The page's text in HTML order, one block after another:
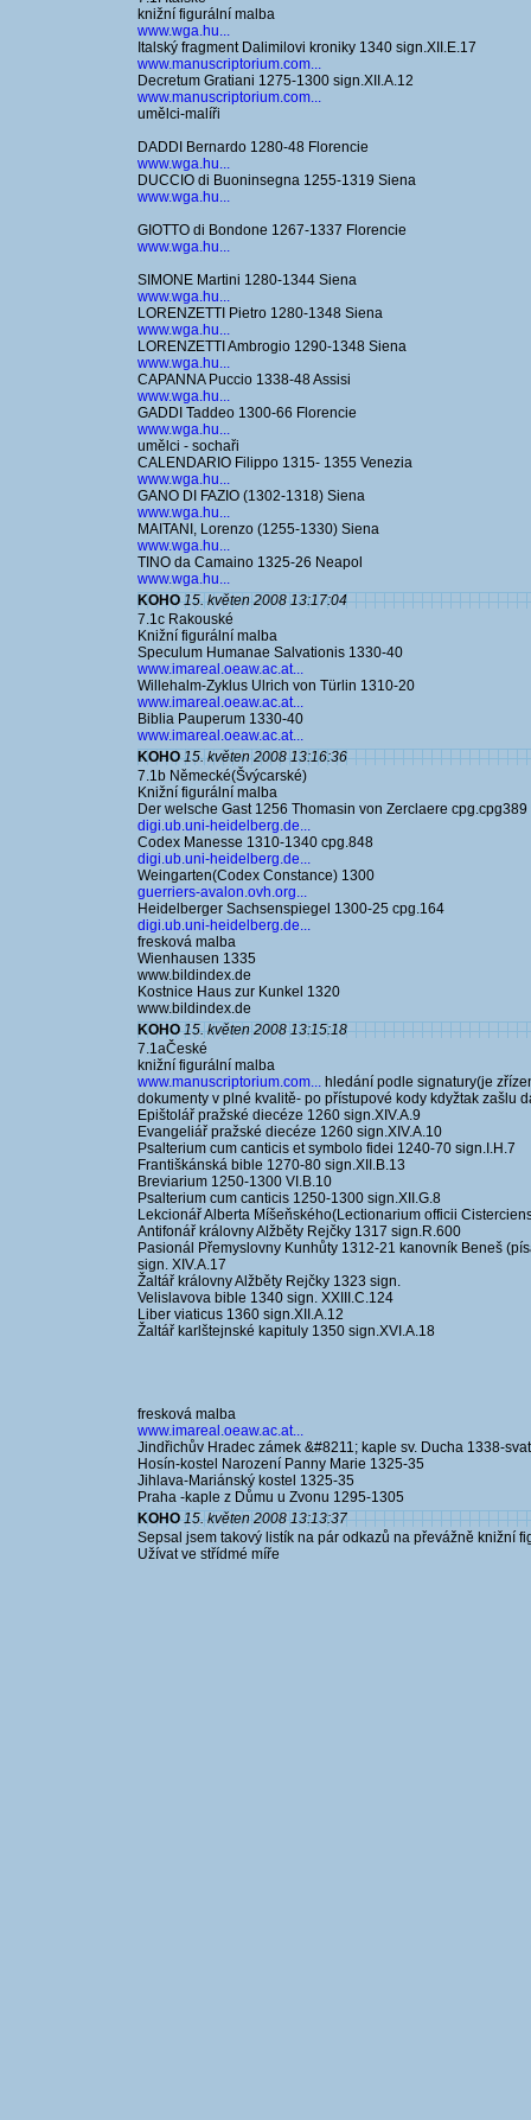
knižní figurální malba
www.wga.hu...
Italský fragment Dalimilovi kroniky 1340 sign.XII.E.17
www.manuscriptorium.com...
Decretum Gratiani 1275-1300 sign.XII.A.12
www.manuscriptorium.com...
umělci-malíři
DADDI Bernardo 1280-48 Florencie
www.wga.hu...
DUCCIO di Buoninsegna 1255-1319 Siena
www.wga.hu...
GIOTTO di Bondone 1267-1337 Florencie
www.wga.hu...
SIMONE Martini 1280-1344 Siena
www.wga.hu...
LORENZETTI Pietro 1280-1348 Siena
www.wga.hu...
LORENZETTI Ambrogio 1290-1348 Siena
www.wga.hu...
CAPANNA Puccio 1338-48 Assisi
www.wga.hu...
GADDI Taddeo 1300-66 Florencie
www.wga.hu...
umělci - sochaři
CALENDARIO Filippo 1315- 1355 Venezia
www.wga.hu...
GANO DI FAZIO (1302-1318) Siena
www.wga.hu...
MAITANI, Lorenzo (1255-1330) Siena
www.wga.hu...
TINO da Camaino 1325-26 Neapol
www.wga.hu...
KOHO 15. květen 2008 13:17:04
7.1c Rakouské
Knižní figurální malba
Speculum Humanae Salvationis 1330-40
www.imareal.oeaw.ac.at...
Willehalm-Zyklus Ulrich von Türlin 1310-20
www.imareal.oeaw.ac.at...
Biblia Pauperum 1330-40
www.imareal.oeaw.ac.at...
KOHO 15. květen 2008 13:16:36
7.1b Německé(Švýcarské)
Knižní figurální malba
Der welsche Gast 1256 Thomasin von Zerclaere cpg.cpg389
digi.ub.uni-heidelberg.de...
Codex Manesse 1310-1340 cpg.848
digi.ub.uni-heidelberg.de...
Weingarten(Codex Constance) 1300
guerriers-avalon.ovh.org...
Heidelberger Sachsenspiegel 1300-25 cpg.164
digi.ub.uni-heidelberg.de...
fresková malba
Wienhausen 1335
www.bildindex.de
Kostnice Haus zur Kunkel 1320
www.bildindex.de
KOHO 15. květen 2008 13:15:18
7.1aČeské
knižní figurální malba
www.manuscriptorium.com... hledání podle signatury(je
dokumenty v plné kvalitě- po přístupové kody kdyžtak zašlu
Epištolář pražské diecéze 1260 sign.XIV.A.9
Evangeliář pražské diecéze 1260 sign.XIV.A.10
Psalterium cum canticis et symbolo fidei 1240-70 sign.I.H.7
Františkánská bible 1270-80 sign.XII.B.13
Breviarium 1250-1300 VI.B.10
Psalterium cum canticis 1250-1300 sign.XII.G.8
Lekcionář Alberta Míšeňského(Lectionarium officii
Antifonář královny Alžběty Rejčky 1317 sign.R.600
Pasionál Přemyslovny Kunhůty 1312-21 kanovník Beneš
sign. XIV.A.17
Žaltář královny Alžběty Rejčky 1323 sign.
Velislavova bible 1340 sign. XXIII.C.124
Liber viaticus 1360 sign.XII.A.12
Žaltář karlštejnské kapituly 1350 sign.XVI.A.18
fresková malba
www.imareal.oeaw.ac.at...
Jindřichův Hradec zámek &#8211; kaple sv. Ducha 1338-
Hosín-kostel Narození Panny Marie 1325-35
Jihlava-Mariánský kostel 1325-35
Praha -kaple z Důmu u Zvonu 1295-1305
KOHO 15. květen 2008 13:13:37
Sepsal jsem takový listík na pár odkazů na převážně knižní
Užívat ve střídmé míře